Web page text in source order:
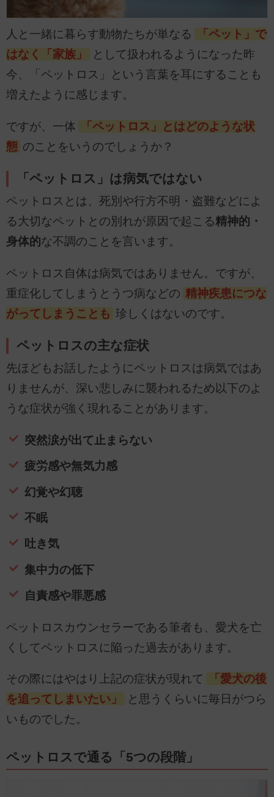
人と一緒に暮らす動物たちが単なる
「ペット」で
はなく「家族」
として扱われるようになった昨
今、「ペットロス」という言葉を耳にすることも
増えたように感じます。
ですが、一体
「ペットロス」とはどのような状
態 のことをいうのでしょうか？
「ペットロス」は病気ではない
ペットロスとは、死別や行方不明・盗難などによ
る大切なペットとの別れが原因で起こる精神的・
身体的な不調のことを言います。
ペットロス自体は病気ではありません。ですが、
重症化してしまうとうつ病などの 精神疾患につな
がってしまうことも 珍しくはないのです。
ペットロスの主な症状
先ほどもお話したようにペットロスは病気ではあ
りませんが、深い悲しみに襲われるため以下のよ
うな症状が強く現れることがあります。
突然涙が出て止まらない
疲労感や無気力感
幻覚や幻聴
不眠
吐き気
集中力の低下
自責感や罪悪感
ペットロスカウンセラーである筆者も、愛犬を亡
くしてペットロスに陥った過去があります。
その際にはやはり上記の症状が現れて
「愛犬の後
を追ってしまいたい」
と思うくらいに毎日がつら
いものでした。
ペットロスで通る「5つの段階」